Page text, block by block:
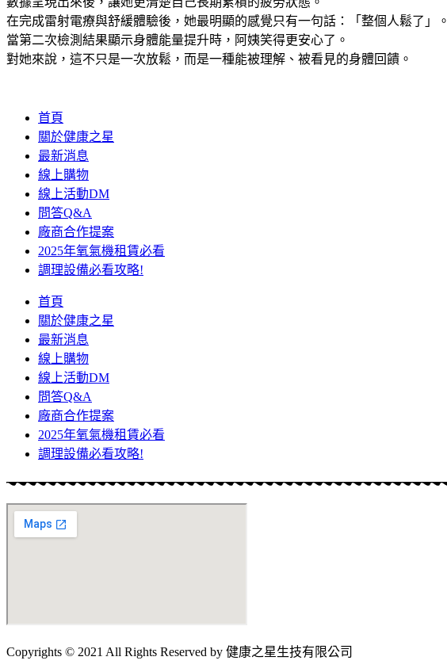
在完成雷射電療與舒緩體驗後，她最明顯的感覺只有一句話：「整個人鬆了」。
當第二次檢測結果顯示身體能量提升時，阿姨笑得更安心了。
對她來說，這不只是一次放鬆，而是一種能被理解、被看見的身體回饋。
首頁
關於健康之星
最新消息
線上購物
線上活動DM
問答Q&A
廠商合作提案
2025年氧氣機租賃必看
調理設備必看攻略!
首頁
關於健康之星
最新消息
線上購物
線上活動DM
問答Q&A
廠商合作提案
2025年氧氣機租賃必看
調理設備必看攻略!
Copyrights © 2021 All Rights Reserved by 健康之星生技有限公司